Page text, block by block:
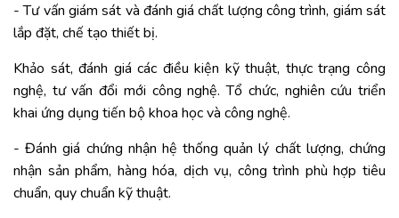
- Tư vấn giám sát và đánh giá chất lượng công trình, giám sát
lắp đặt, chế tạo thiết bị.
Khảo sát, đánh giá các điều kiện kỹ thuật, thực trạng công
nghệ, tư vấn đổi mới công nghệ. Tổ chức, nghiên cứu triển
khai ứng dụng tiến bộ khoa học và công nghệ.
- Đánh giá chứng nhận hệ thống quản lý chất lượng, chứng
nhận sản phẩm, hàng hóa, dịch vụ, công trình phù hợp tiêu
chuẩn, quy chuẩn kỹ thuật.